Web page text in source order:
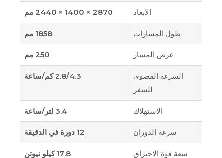
الأبعاد 2870 × 1400 × 2440 مم
طول المسارات 1858 مم
عرض المسار 250 مم
السرعة القصوى
للسفر
2.8/4.3 كم/ساعة
الاستهلاك 3.4 لتر/ساعة
سرعة الدوران 12 دورة في الدقيقة
سعة قوة الاختراق 17.8 كيلو نيوتن